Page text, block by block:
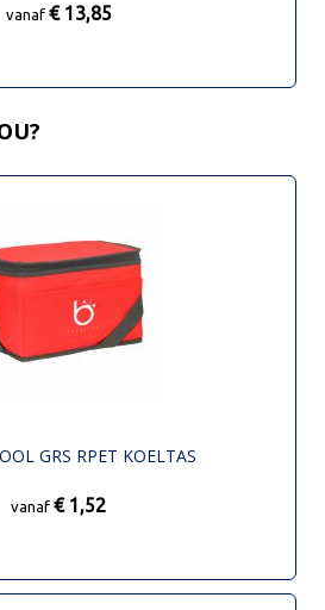
vanaf € 13,85
GRS RPET KOELTAS
vanaf € 1,52